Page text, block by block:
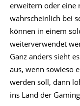
erweitern oder eine
wahrscheinlich bei
können in einem
weiterverwendet
Ganz anders sieht
aus, wenn sowieso
werden soll, dann
ins Land der